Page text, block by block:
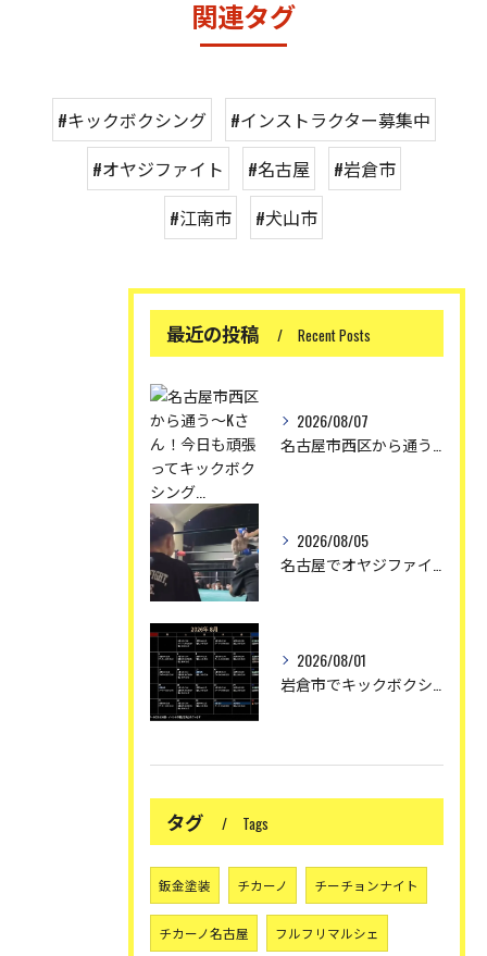
関連タグ
#キックボクシング
#インストラクター募集中
#オヤジファイト
#名古屋
#岩倉市
#江南市
#犬山市
最近の投稿 Recent Posts
2026/08/07
名古屋市西区から通う〜Kさん！今日も頑張ってキックボクシング...
2026/08/05
名古屋でオヤジファイト〜レッドグローブオヤジファイト
2026/08/01
岩倉市でキックボクシング 〜しかし暑い🥵〜
タグ Tags
鈑金塗装 チカーノ チーチョンナイト
チカーノ名古屋 フルフリマルシェ